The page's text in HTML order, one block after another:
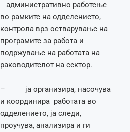
административно работење
во рамките на одделението,
контрола врз остварување на
програмите за работа и
подржување на работата на
раководителот на сектор.
– ја организира, насочува
и координира работата во
одделението, ја следи,
проучува, анализира и ги